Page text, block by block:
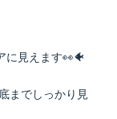
に見えます👀🐠
までしっかり見